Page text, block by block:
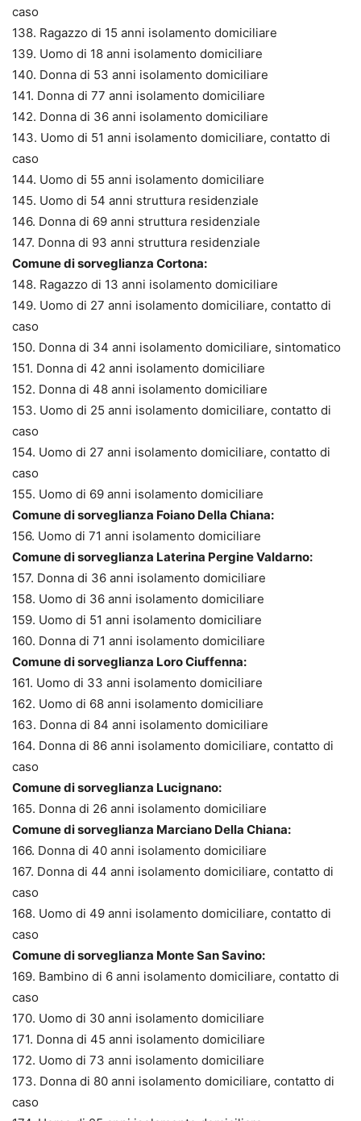
caso
138. Ragazzo di 15 anni isolamento domiciliare
139. Uomo di 18 anni isolamento domiciliare
140. Donna di 53 anni isolamento domiciliare
141. Donna di 77 anni isolamento domiciliare
142. Donna di 36 anni isolamento domiciliare
143. Uomo di 51 anni isolamento domiciliare, contatto di
caso
144. Uomo di 55 anni isolamento domiciliare
145. Uomo di 54 anni struttura residenziale
146. Donna di 69 anni struttura residenziale
147. Donna di 93 anni struttura residenziale
Comune di sorveglianza Cortona:
148. Ragazzo di 13 anni isolamento domiciliare
149. Uomo di 27 anni isolamento domiciliare, contatto di
caso
150. Donna di 34 anni isolamento domiciliare, sintomatico
151. Donna di 42 anni isolamento domiciliare
152. Donna di 48 anni isolamento domiciliare
153. Uomo di 25 anni isolamento domiciliare, contatto di
caso
154. Uomo di 27 anni isolamento domiciliare, contatto di
caso
155. Uomo di 69 anni isolamento domiciliare
Comune di sorveglianza Foiano Della Chiana:
156. Uomo di 71 anni isolamento domiciliare
Comune di sorveglianza Laterina Pergine Valdarno:
157. Donna di 36 anni isolamento domiciliare
158. Uomo di 36 anni isolamento domiciliare
159. Uomo di 51 anni isolamento domiciliare
160. Donna di 71 anni isolamento domiciliare
Comune di sorveglianza Loro Ciuffenna:
161. Uomo di 33 anni isolamento domiciliare
162. Uomo di 68 anni isolamento domiciliare
163. Donna di 84 anni isolamento domiciliare
164. Donna di 86 anni isolamento domiciliare, contatto di
caso
Comune di sorveglianza Lucignano:
165. Donna di 26 anni isolamento domiciliare
Comune di sorveglianza Marciano Della Chiana:
166. Donna di 40 anni isolamento domiciliare
167. Donna di 44 anni isolamento domiciliare, contatto di
caso
168. Uomo di 49 anni isolamento domiciliare, contatto di
caso
Comune di sorveglianza Monte San Savino:
169. Bambino di 6 anni isolamento domiciliare, contatto di
caso
170. Uomo di 30 anni isolamento domiciliare
171. Donna di 45 anni isolamento domiciliare
172. Uomo di 73 anni isolamento domiciliare
173. Donna di 80 anni isolamento domiciliare, contatto di
caso